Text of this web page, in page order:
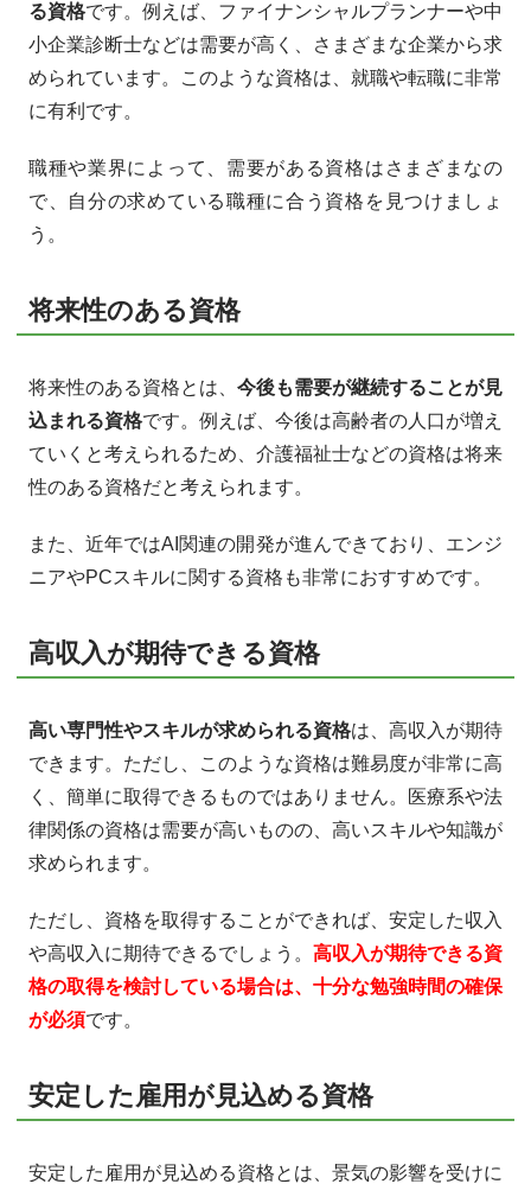
る資格です。例えば、ファイナンシャルプランナーや中
小企業診断士などは需要が高く、さまざまな企業から求
められています。このような資格は、就職や転職に非常
に有利です。
職種や業界によって、需要がある資格はさまざまなの
で、自分の求めている職種に合う資格を見つけましょ
う。
将来性のある資格
将来性のある資格とは、 今後も需要が継続することが見
込まれる資格です。例えば、今後は高齢者の人口が増え
ていくと考えられるため、介護福祉士などの資格は将来
性のある資格だと考えられます。
また、近年ではAI関連の開発が進んできており、エンジ
ニアやPCスキルに関する資格も非常におすすめです。
高収入が期待できる資格
高い専門性やスキルが求められる資格は、高収入が期待
できます。ただし、このような資格は難易度が非常に高
く、簡単に取得できるものではありません。医療系や法
律関係の資格は需要が高いものの、高いスキルや知識が
求められます。
ただし、資格を取得することができれば、安定した収入
や高収入に期待できるでしょう。 高収入が期待できる資
格の取得を検討している場合は、十分な勉強時間の確保
が必須です。
安定した雇用が見込める資格
安定した雇用が見込める資格とは、景気の影響を受けに